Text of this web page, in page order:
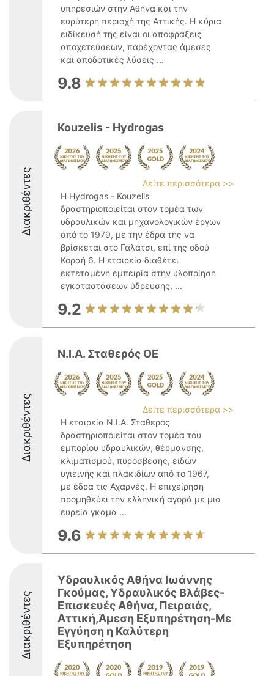
υπηρεσιών στην Αθήνα και την
ευρύτερη περιοχή της Αττικής. Η κύρια
ειδίκευσή της είναι οι αποφράξεις
αποχετεύσεων, παρέχοντας άμεσες
και αποδοτικές λύσεις ...
9.8
Διακριθέντες
Kouzelis - Hydrogas
Δείτε περισσότερα >>
Η Hydrogas - Kouzelis
δραστηριοποιείται στον τομέα των
υδραυλικών και μηχανολογικών έργων
από το 1979, με την έδρα της να
βρίσκεται στο Γαλάτσι, επί της οδού
Κοραή 6. Η εταιρεία διαθέτει
εκτεταμένη εμπειρία στην υλοποίηση
εγκαταστάσεων ύδρευσης, ...
9.2
Διακριθέντες
Ν.Ι.Α. Σταθερός ΟΕ
Δείτε περισσότερα >>
Η εταιρεία Ν.Ι.Α. Σταθερός
δραστηριοποιείται στον τομέα του
εμπορίου υδραυλικών, θέρμανσης,
κλιματισμού, πυρόσβεσης, ειδών
υγιεινής και πλακιδίων από το 1967,
με έδρα τις Αχαρνές. Η επιχείρηση
προμηθεύει την ελληνική αγορά με μια
ευρεία γκάμα ...
9.6
Διακριθέντες
Υδραυλικός Αθήνα Ιωάννης
Γκούμας, Υδραυλικός Βλάβες-
Επισκευές Αθήνα, Πειραιάς,
Αττική,Άμεση Εξυπηρέτηση-Με
Εγγύηση η Καλύτερη
Εξυπηρέτηση